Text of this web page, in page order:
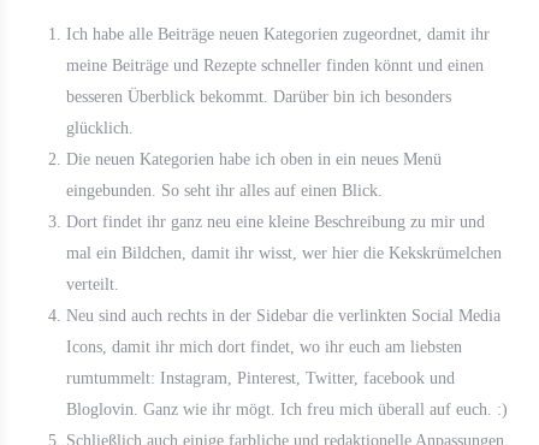
Ich habe alle Beiträge neuen Kategorien zugeordnet, damit ihr
meine Beiträge und Rezepte schneller finden könnt und einen
besseren Überblick bekommt. Darüber bin ich besonders
glücklich.
Die neuen Kategorien habe ich oben in ein neues Menü
eingebunden. So seht ihr alles auf einen Blick.
Dort findet ihr ganz neu eine kleine Beschreibung zu mir und
mal ein Bildchen, damit ihr wisst, wer hier die Kekskrümelchen
verteilt.
Neu sind auch rechts in der Sidebar die verlinkten Social Media
Icons, damit ihr mich dort findet, wo ihr euch am liebsten
rumtummelt: Instagram, Pinterest, Twitter, facebook und
Bloglovin. Ganz wie ihr mögt. Ich freu mich überall auf euch. :)
Schließlich auch einige farbliche und redaktionelle Anpassungen.